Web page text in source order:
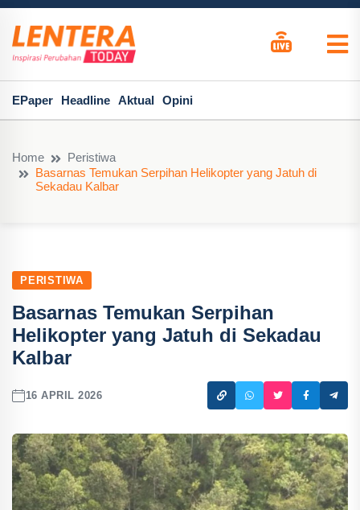
EPaper Headline Aktual Opini
Home
Peristiwa
Basarnas Temukan Serpihan Helikopter yang Jatuh di
Sekadau Kalbar
PERISTIWA
Basarnas Temukan Serpihan
Helikopter yang Jatuh di Sekadau
Kalbar
16 APRIL 2026